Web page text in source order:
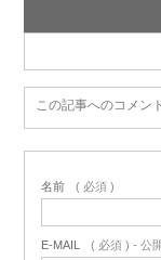
この記事へのコメン
名前 ( 必須 )
E-MAIL ( 必須 ) - 公